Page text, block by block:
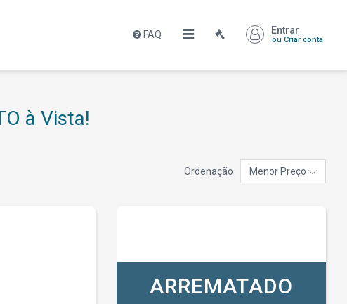
FAQ Entrar
ou Criar conta
à Vista!
Ordenação Menor Preço
ARREMATADO